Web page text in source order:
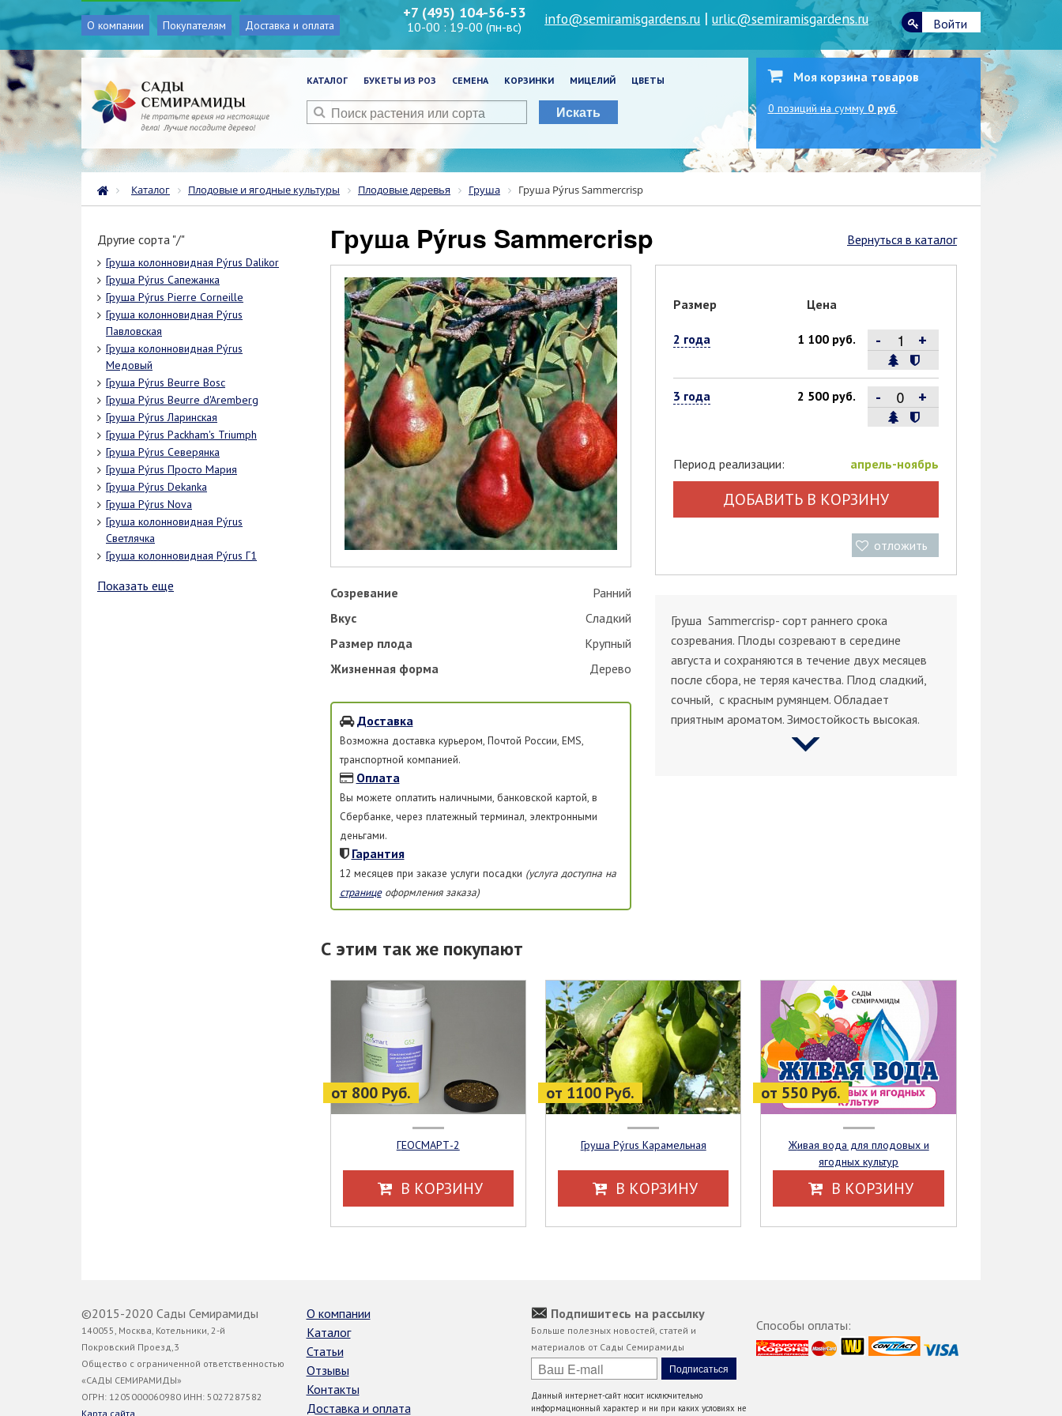
О компании Покупателям Доставка и оплата
+7 (495) 104-56-53
10-00 : 19-00 (пн-вс) info@semiramisgardens.ru |urlic@semiramisgardens.ru Войти
КАТАЛОГ БУКЕТЫ ИЗ РОЗ СЕМЕНА КОРЗИНКИ МИЦЕЛИЙ ЦВЕТЫ
Искать
Моя корзина товаров
0 позиций на сумму 0 руб.
Каталог Плодовые и ягодные культуры Плодовые деревья Груша Груша Pýrus Sammercrisp
Другие сорта "/"
Груша колонновидная Pýrus Dalikor
Груша Pýrus Сапежанка
Груша Pýrus Pierre Corneille
Груша колонновидная Pýrus
Павловская
Груша колонновидная Pýrus
Медовый
Груша Pýrus Beurre Bosc
Груша Pýrus Beurrе d'Aremberg
Груша Pýrus Ларинская
Груша Pýrus Packham's Triumph
Груша Pýrus Северянка
Груша Pýrus Просто Мария
Груша Pýrus Dekanka
Груша Pýrus Nova
Груша колонновидная Pýrus
Светлячка
Груша колонновидная Pýrus Г1
Показать еще
Вернуться в каталог
Груша Pýrus Sammercrisp
Созревание
Ранний
Вкус
Сладкий
Размер плода
Крупный
Жизненная форма
Дерево
Доставка
Возможна доставка курьером, Почтой России, EMS,
транспортной компанией.
Оплата
Вы можете оплатить наличными, банковской картой, в
Сбербанке, через платежный терминал, электронными
деньгами.
Гарантия
12 месяцев при заказе услуги посадки (услуга доступна на
страницеоформления заказа)
Размер Цена
2 года 1 100 руб. - +
3 года 2 500 руб. - +
Период реализации: апрель-ноябрь
ДОБАВИТЬ В КОРЗИНУ
отложить
Груша Sammercrisp- cорт раннего срока
созревания. Плоды созревают в середине
августа и сохраняются в течение двух месяцев
после сбора, не теряя качества. Плод сладкий,
сочный, с красным румянцем. Обладает
приятным ароматом. Зимостойкость высокая.
С этим так же покупают
от 800 Руб.
ГЕОСМАРТ-2
В КОРЗИНУ
от 1100 Руб.
Груша Pýrus Карамельная
В КОРЗИНУ
от 550 Руб.
Живая вода для плодовых и
ягодных культур
В КОРЗИНУ
©2015-2020 Сады Семирамиды
140055, Москва, Котельники, 2-й
Покровский Проезд,3
Общество с ограниченной ответственностью
«САДЫ СЕМИРАМИДЫ»
ОГРН: 1205000060980 ИНН: 5027287582
Карта сайта
О компании
Каталог
Статьи
Отзывы
Контакты
Доставка и оплата
Подпишитесь на рассылку
Больше полезных новостей, статей и
материалов от Сады Семирамиды
Данный интернет-сайт носит исключительно
информационный характер и ни при каких условиях не
Способы оплаты: